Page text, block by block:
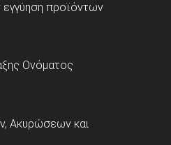
εγγύηση προϊόντων
Ονόματος
Ακυρώσεων και